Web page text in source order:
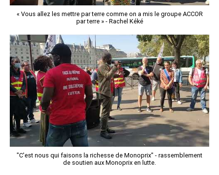
« Vous allez les mettre par terre comme on a mis le groupe ACCOR
par terre » - Rachel Kéké
"C'est nous qui faisons la richesse de Monoprix" - rassemblement
de soutien aux Monoprix en lutte.